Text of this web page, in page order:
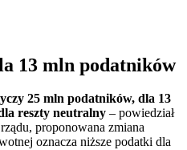
13 mln podatników
25 mln podatników, dla 13
reszty neutralny – powiedział
proponowana zmiana
oznacza niższe podatki dla